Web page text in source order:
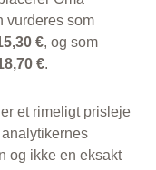
vurderes som
€, og som
€.
et rimeligt prisleje
og ikke en eksakt